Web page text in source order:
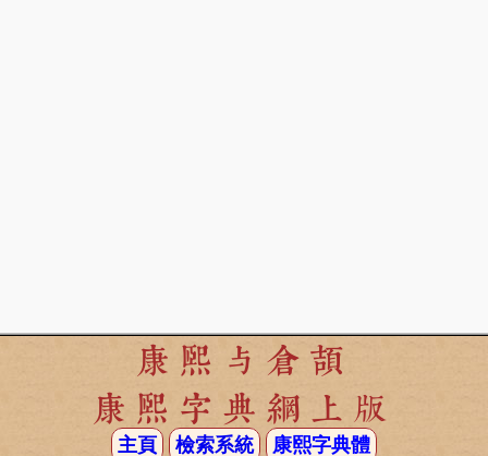
康熙与倉頡
康熙字典網上版
主頁 檢索系統 康熙字典體